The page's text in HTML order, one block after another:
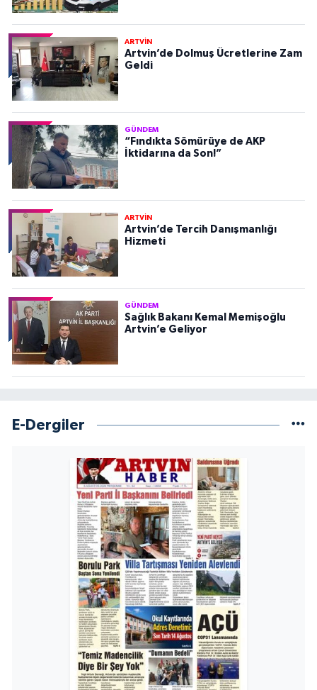
ARTVİN
Artvin’de Dolmuş Ücretlerine Zam
Geldi
GÜNDEM
“Fındıkta Sömürüye de AKP
İktidarına da Son!”
ARTVİN
Artvin’de Tercih Danışmanlığı
Hizmeti
GÜNDEM
Sağlık Bakanı Kemal Memişoğlu
Artvin’e Geliyor
E-Dergiler